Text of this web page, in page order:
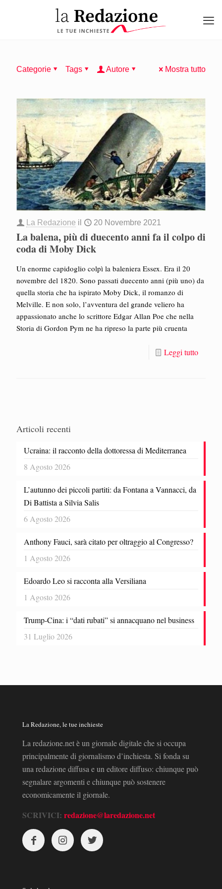
Categorie Tags Autore Mostra tutto
La Redazione il 20 Novembre 2021
La balena, più di duecento anni fa il colpo di
coda di Moby Dick
Un enorme capidoglio colpì la baleniera Essex. Era il 20
novembre del 1820. Sono passati duecento anni (più uno) da
quella storia che ha ispirato Moby Dick, il romanzo di
Melville. E non solo, l’avventura del grande veliero ha
appassionato anche lo scrittore Edgar Allan Poe che nella
Storia di Gordon Pym ne ha ripreso la parte più cruenta
Leggi tutto
Articoli recenti
Ucraina: il racconto della dottoressa di Mediterranea
8 Agosto 2026
L’autunno dei piccoli partiti: da Fontana a Vannacci, da
Di Battista a Silvia Salis
6 Agosto 2026
Anthony Fauci, sarà citato per oltraggio al Congresso?
1 Agosto 2026
Edoardo Leo si racconta alla Versiliana
1 Agosto 2026
Trump-Cina: i “dati rubati” si annacquano nel business
31 Luglio 2026
La Redazione, le tue inchieste
La redazione.net è un giornale digitale che si occupa
principalmente di giornalismo d’inchiesta. Si fonda su
una redazione diffusa e un editore diffuso: chiunque può
segnalare argomenti e chiunque può sostenere
economicamente il giornale.
SCRIVICI: redazione@laredazione.net